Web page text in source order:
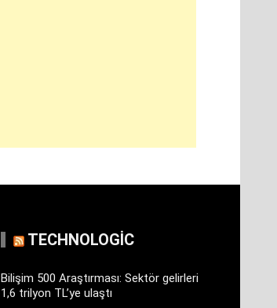
TECHNOLOGIC
Bilişim 500 Araştırması: Sektör gelirleri
1,6 trilyon TL’ye ulaştı